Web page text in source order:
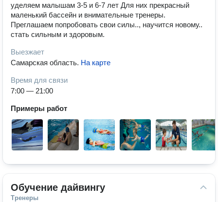
уделяем малышам 3-5 и 6-7 лет Для них прекрасный
маленький бассейн и внимательные тренеры.
Преглашаем попробовать свои силы.., научится новому..
стать сильным и здоровым.
Выезжает
Самарская область. На карте
Время для связи
7:00 — 21:00
Примеры работ
Обучение дайвингу
Тренеры